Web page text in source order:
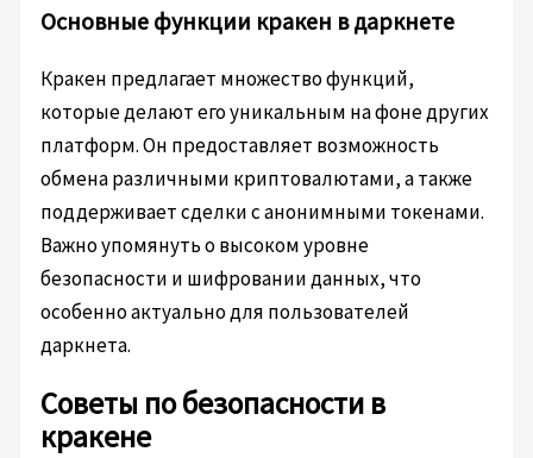
Основные функции кракен в даркнете
Кракен предлагает множество функций,
которые делают его уникальным на фоне других
платформ. Он предоставляет возможность
обмена различными криптовалютами, а также
поддерживает сделки с анонимными токенами.
Важно упомянуть о высоком уровне
безопасности и шифровании данных, что
особенно актуально для пользователей
даркнета.
Советы по безопасности в
кракене